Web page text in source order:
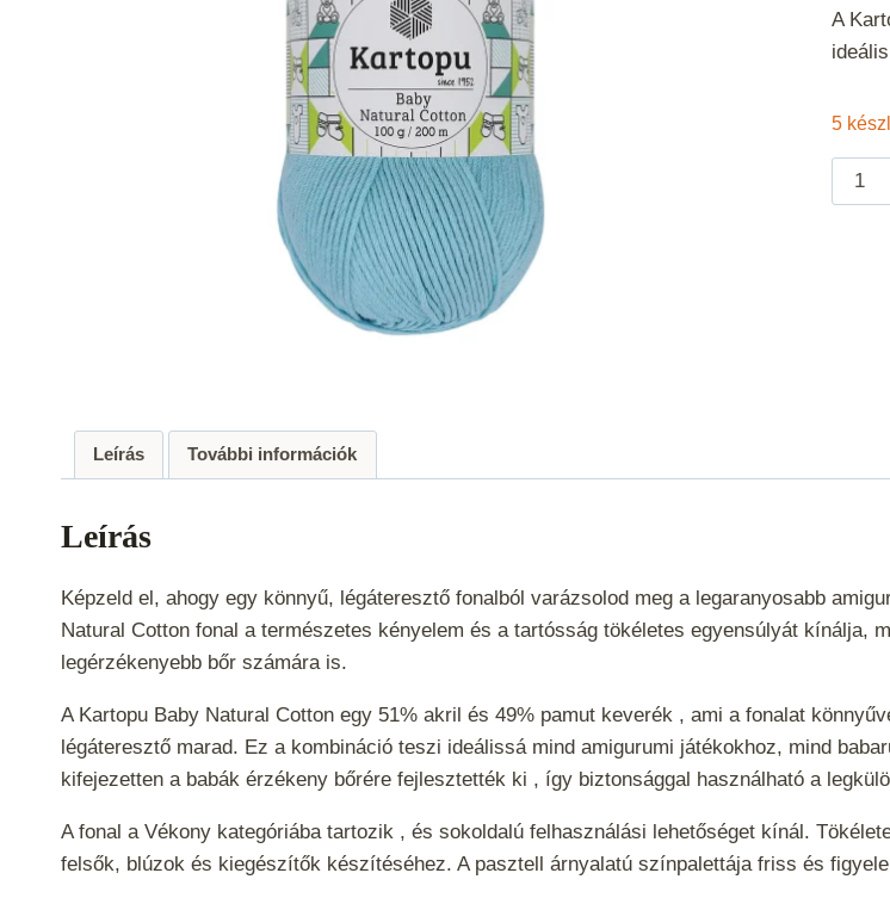
A
5
Kartopu
Baby
Leírás További információk
Leírás
Képzeld el, ahogy egy könnyű, légáteresztő fonalból varázsolod meg a legaranyosabb
Natural Cotton fonal a természetes kényelem és a tartósság tökéletes egyensúlyát kínálja,
legérzékenyebb bőr számára is.
A Kartopu Baby Natural Cotton egy 51% akril és 49% pamut keverék , ami a fonalat
légáteresztő marad. Ez a kombináció teszi ideálissá mind amigurumi játékokhoz, mind
kifejezetten a babák érzékeny bőrére fejlesztették ki , így biztonsággal használható a
A fonal a Vékony kategóriába tartozik , és sokoldalú felhasználási lehetőséget kínál.
felsők, blúzok és kiegészítők készítéséhez. A pasztell árnyalatú színpalettája friss és